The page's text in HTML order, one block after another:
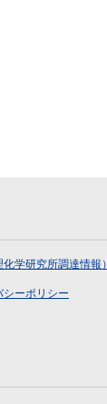
学研究所調達情報）
ーポリシー